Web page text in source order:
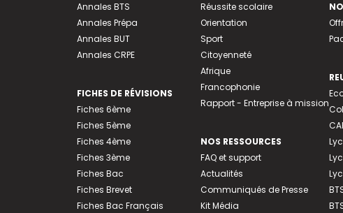
Annales BTS
Annales Prépa
Annales BUT
Annales CRPE
FICHES DE RÉVISIONS
Fiches 6ème
Fiches 5ème
Fiches 4ème
Fiches 3ème
Fiches Bac
Fiches Brevet
Fiches Bac Français
Réussite scolaire
Orientation
Sport
Citoyenneté
Afrique
Francophonie
Rapport - Entreprise à mission
NOS RESSOURCES
FAQ et support
Actualités
Communiqués de Presse
Kit Média